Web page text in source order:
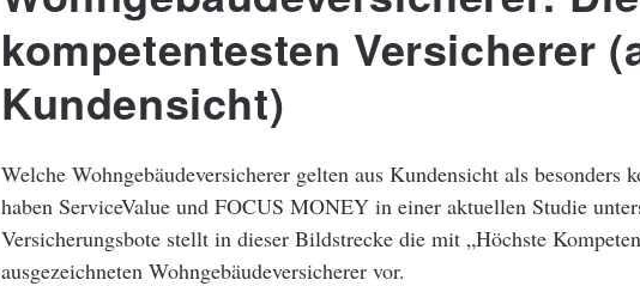
kompetentesten Versicherer
Kundensicht)
Welche Wohngebäudeversicherer gelten aus Kundensicht als besonders
haben ServiceValue und FOCUS MONEY in einer aktuellen Studie
Versicherungsbote stellt in dieser Bildstrecke die mit „Höchste
ausgezeichneten Wohngebäudeversicherer vor.